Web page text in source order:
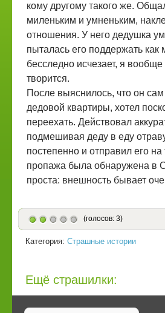
кому другому такого же.
миленьким и умненьким,
отношения. У него дедушка
пыталась его поддержать как
бесследно исчезает, я
творится.
После выяснилось, что он сам
дедовой квартиры, хотел
переехать. Действовал
подмешивая деду в еду
постепенно и отправил его на
пропажа была обнаружена в
проста: внешность бывает
(голосов: 3)
Категория: Страшные истории
Ещё страшилки: